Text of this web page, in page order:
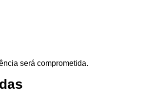
será comprometida.